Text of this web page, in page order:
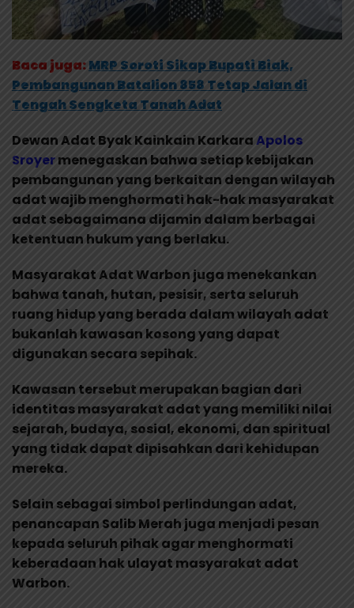
Baca juga:MRP Soroti Sikap Bupati Biak,
Pembangunan Batalion 858 Tetap Jalan di
Tengah Sengketa Tanah Adat
Dewan Adat Byak Kainkain KarkaraApolos
Sroyermenegaskan bahwa setiap kebijakan
pembangunan yang berkaitan dengan wilayah
adat wajib menghormati hak-hak masyarakat
adat sebagaimana dijamin dalam berbagai
ketentuan hukum yang berlaku.
Masyarakat Adat Warbon juga menekankan
bahwa tanah, hutan, pesisir, serta seluruh
ruang hidup yang berada dalam wilayah adat
bukanlah kawasan kosong yang dapat
digunakan secara sepihak.
Kawasan tersebut merupakan bagian dari
identitas masyarakat adat yang memiliki nilai
sejarah, budaya, sosial, ekonomi, dan spiritual
yang tidak dapat dipisahkan dari kehidupan
mereka.
Selain sebagai simbol perlindungan adat,
penancapan Salib Merah juga menjadi pesan
kepada seluruh pihak agar menghormati
keberadaan hak ulayat masyarakat adat
Warbon.